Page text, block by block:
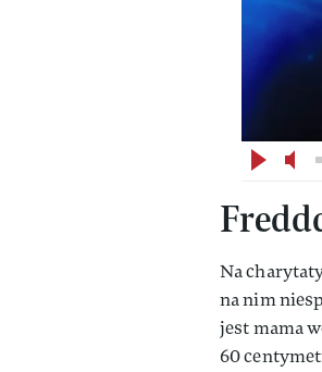
Na
na nim
jest mama
60